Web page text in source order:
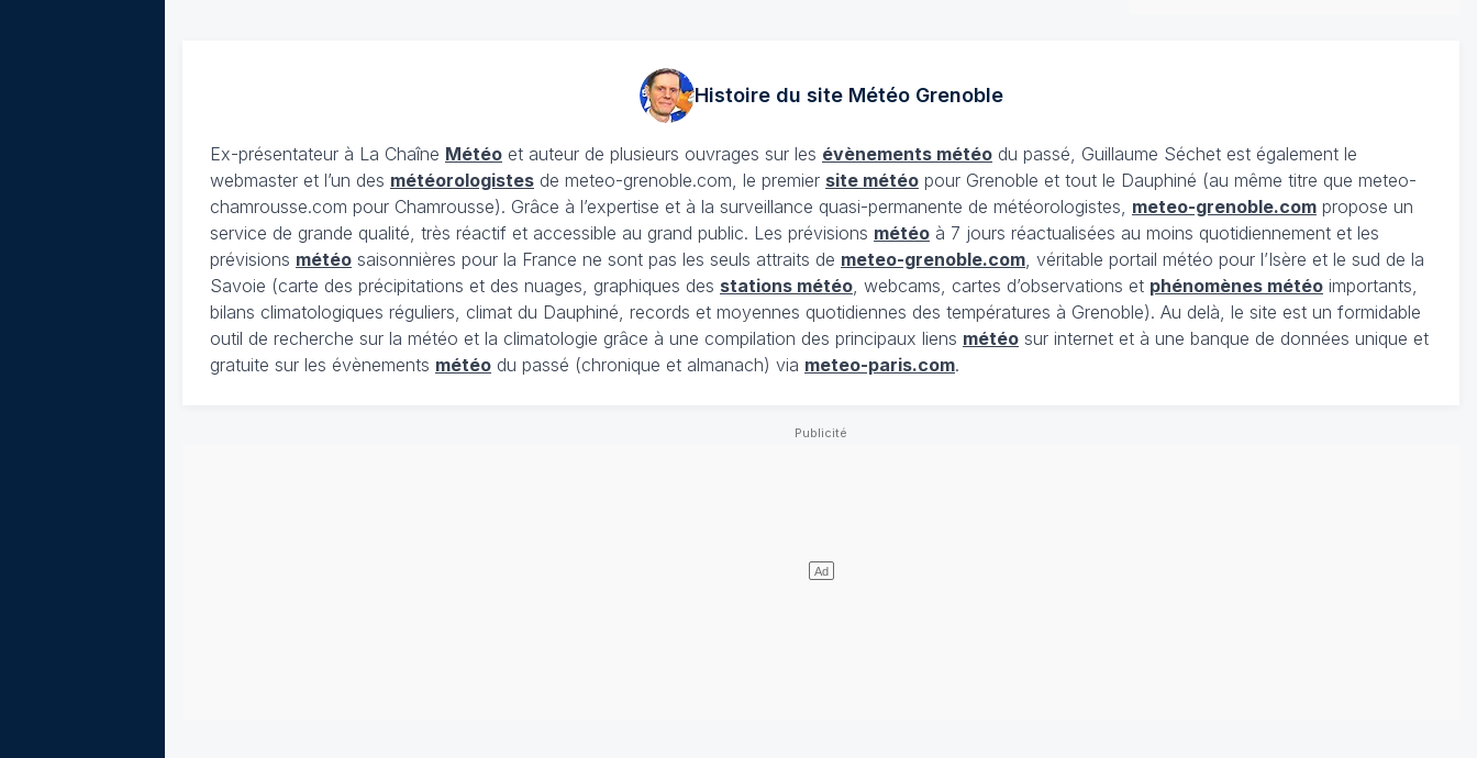
Histoire du site MétéoGrenoble
Ex-présentateur à La Chaîne Météo et auteur de plusieurs ouvrages sur les évènements météo du passé, Guillaume Séchet est également le
webmaster et l’un des météorologistes de meteo-grenoble.com, le premier site météo pour Grenoble et tout le Dauphiné (au même titre que meteo-
chamrousse.com pour Chamrousse). Grâce à l’expertise et à la surveillance quasi-permanente de météorologistes, meteo-grenoble.com propose un
service de grande qualité, très réactif et accessible au grand public. Les prévisions météo à 7 jours réactualisées au moins quotidiennement et les
prévisions météo saisonnières pour la France ne sont pas les seuls attraits de meteo-grenoble.com , véritable portail météo pour l’Isère et le sud de la
Savoie (carte des précipitations et des nuages, graphiques des stations météo , webcams, cartes d’observations et phénomènes météo importants,
bilans climatologiques réguliers, climat du Dauphiné, records et moyennes quotidiennes des températures à Grenoble). Au delà, le site est un formidable
outil de recherche sur la météo et la climatologie grâce à une compilation des principaux liens météo sur internet et à une banque de données unique et
gratuite sur les évènements météo du passé (chronique et almanach) via meteo-paris.com.